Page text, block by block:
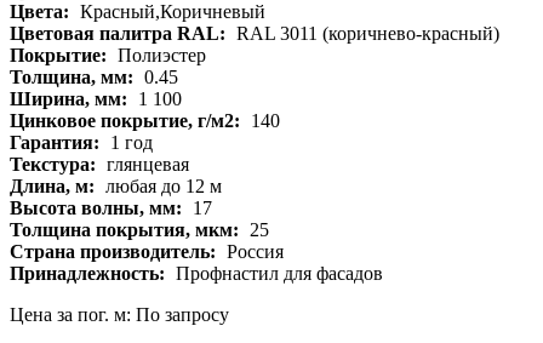
Цвета: Красный,Коричневый
Цветовая палитра RAL: RAL 3011 (коричнево-красный)
Покрытие: Полиэстер
Толщина, мм: 0.45
Ширина, мм:
1 100
Цинковое покрытие, г/м2:
140
Гарантия:
1 год
Текстура: глянцевая
Длина, м: любая до 12 м
Высота волны, мм:
17
Толщина покрытия, мкм: 25
Страна производитель: Россия
Принадлежность: Профнастил для фасадов
Цена за пог. м: По запросу